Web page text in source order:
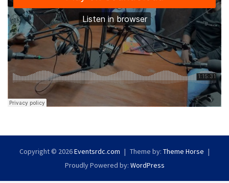
Copyright © 2026Eventsrdc.com Theme by: Theme Horse
Proudly Powered by: WordPress